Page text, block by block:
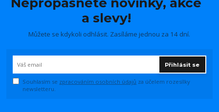
a slevy!
Můžete se kdykoli odhlásit. Zasíláme jednou za 14 dní.
Přihlásit se
Souhlasím se zpracováním osobních údajů za účelem rozesílky
newsletteru.